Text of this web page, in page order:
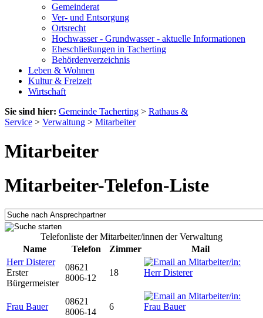
Gemeinderat
Ver- und Entsorgung
Ortsrecht
Hochwasser - Grundwasser - aktuelle Informationen
Eheschließungen in Tacherting
Behördenverzeichnis
Leben & Wohnen
Kultur & Freizeit
Wirtschaft
Sie sind hier: Gemeinde Tacherting > Rathaus &
Service > Verwaltung > Mitarbeiter
Mitarbeiter
Mitarbeiter-Telefon-Liste
Telefonliste der Mitarbeiter/innen der Verwaltung
Name
Telefon Zimmer
Mail
Herr Disterer
Erster
Bürgermeister
08621
8006-12
18
Frau Bauer
08621
8006-14
6